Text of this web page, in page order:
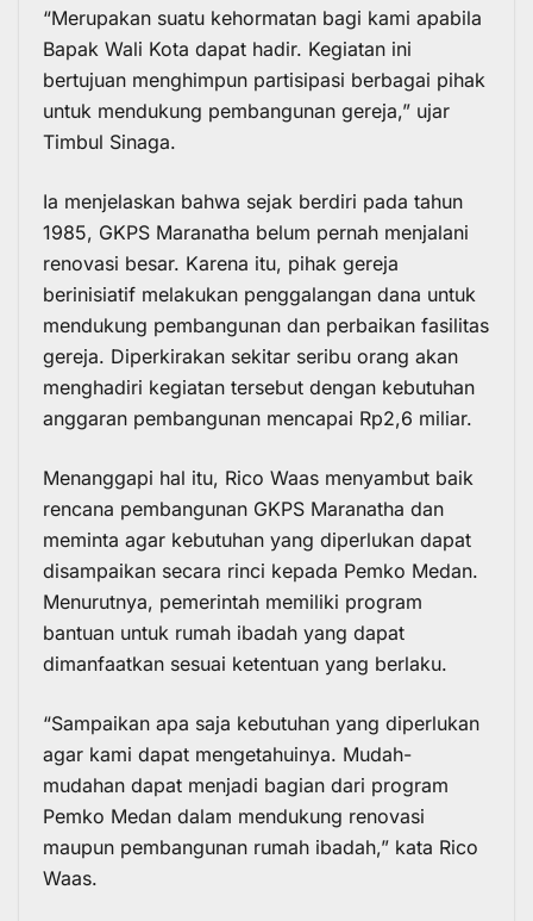
“Merupakan suatu kehormatan bagi kami apabila
Bapak Wali Kota dapat hadir. Kegiatan ini
bertujuan menghimpun partisipasi berbagai pihak
untuk mendukung pembangunan gereja,” ujar
Timbul Sinaga.
Ia menjelaskan bahwa sejak berdiri pada tahun
1985, GKPS Maranatha belum pernah menjalani
renovasi besar. Karena itu, pihak gereja
berinisiatif melakukan penggalangan dana untuk
mendukung pembangunan dan perbaikan fasilitas
gereja. Diperkirakan sekitar seribu orang akan
menghadiri kegiatan tersebut dengan kebutuhan
anggaran pembangunan mencapai Rp2,6 miliar.
Menanggapi hal itu, Rico Waas menyambut baik
rencana pembangunan GKPS Maranatha dan
meminta agar kebutuhan yang diperlukan dapat
disampaikan secara rinci kepada Pemko Medan.
Menurutnya, pemerintah memiliki program
bantuan untuk rumah ibadah yang dapat
dimanfaatkan sesuai ketentuan yang berlaku.
“Sampaikan apa saja kebutuhan yang diperlukan
agar kami dapat mengetahuinya. Mudah-
mudahan dapat menjadi bagian dari program
Pemko Medan dalam mendukung renovasi
maupun pembangunan rumah ibadah,” kata Rico
Waas.